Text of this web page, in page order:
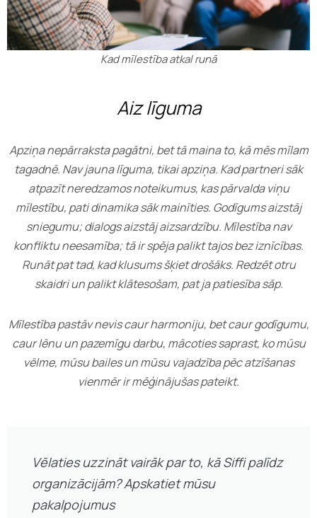
Kad mīlestība atkal runā
Aiz līguma
Apziņa nepārraksta pagātni, bet tā maina to, kā mēs mīlam
tagadnē. Nav jauna līguma, tikai apziņa. Kad partneri sāk
atpazīt neredzamos noteikumus, kas pārvalda viņu
mīlestību, pati dinamika sāk mainīties. Godīgums aizstāj
sniegumu; dialogs aizstāj aizsardzību. Mīlestība nav
konfliktu neesamība; tā ir spēja palikt tajos bez iznīcības.
Runāt pat tad, kad klusums šķiet drošāks. Redzēt otru
skaidri un palikt klātesošam, pat ja patiesība sāp.
Mīlestība pastāv nevis caur harmoniju, bet caur godīgumu,
caur lēnu un pazemīgu darbu, mācoties saprast, ko mūsu
vēlme, mūsu bailes un mūsu vajadzība pēc atzīšanas
vienmēr ir mēģinājušas pateikt.
Vēlaties uzzināt vairāk par to, kā Siffi palīdz
organizācijām? Apskatiet mūsu
pakalpojumus